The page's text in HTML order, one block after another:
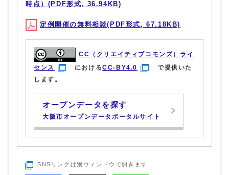
時点）(PDF形式, 36.94KB)
定例開催の無料相談(PDF形式, 67.18KB)
CC（クリエイティブコモンズ）ライ
センス
におけるCC-BY4.0
で提供いた
します。
オープンデータを探す
大阪市オープンデータポータルサイト
SNSリンクは別ウィンドウで開きます